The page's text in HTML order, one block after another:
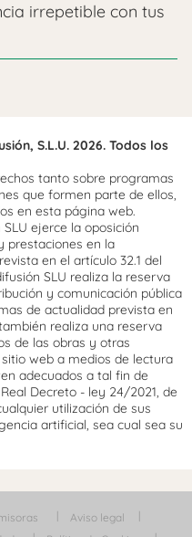
irrepetible con tus
S.L.U. 2026. Todos los
tanto sobre programas
que formen parte de ellos,
en esta página web.
ejerce la oposición
prestaciones en la
en el artículo 32.1 del
SLU realiza la reserva
y comunicación pública
de actualidad prevista en
realiza una reserva
de las obras y otras
web a medios de lectura
adecuados a tal fin de
Decreto - ley 24/2021, de
utilización de sus
artificial, sea cual sea su
Aviso legal